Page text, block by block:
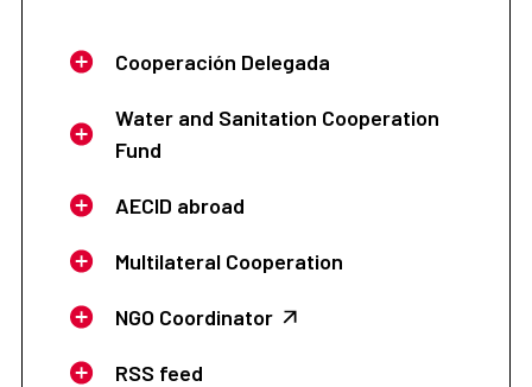
Cooperación Delegada
Water and Sanitation Cooperation
Fund
AECID abroad
Multilateral Cooperation
NGO Coordinator
RSS feed